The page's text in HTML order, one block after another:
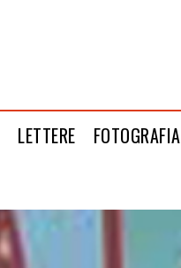
LETTERE FOTOGRAFIA